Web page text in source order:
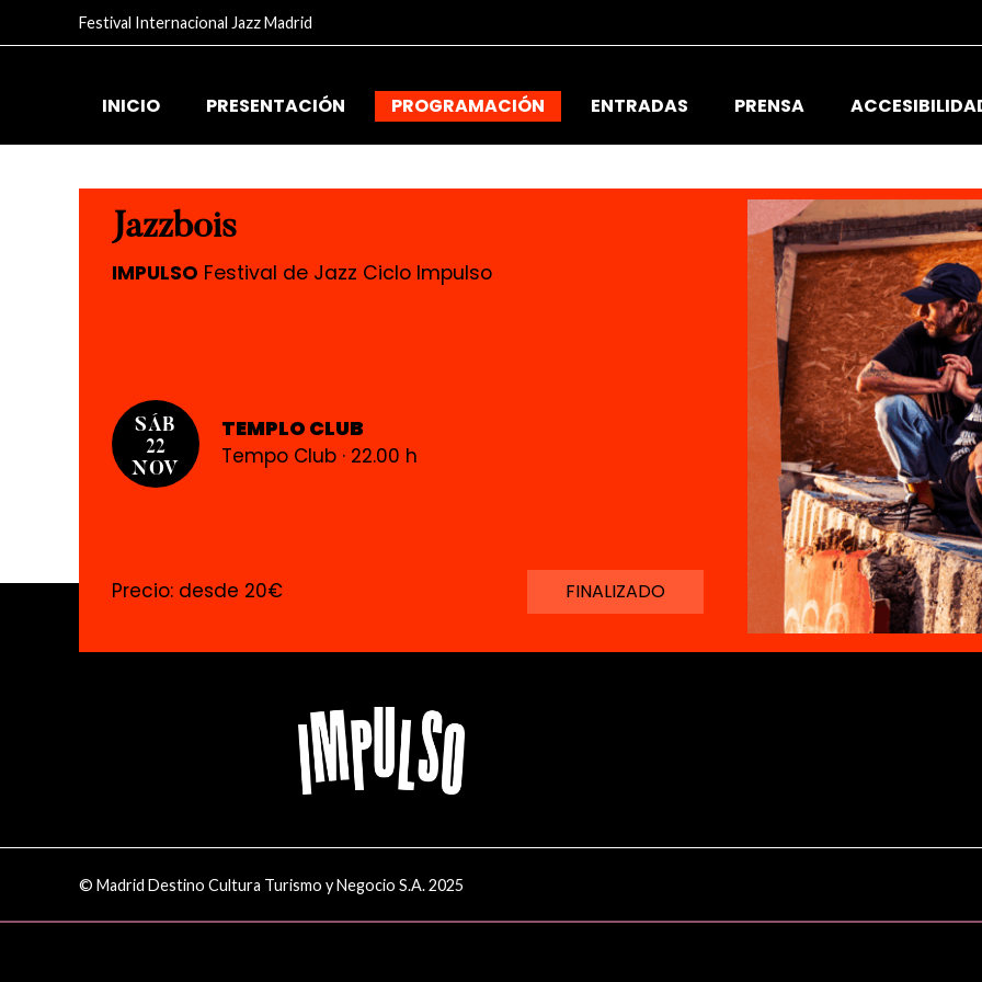
Festival Internacional Jazz Madrid
INICIO PRESENTACIÓN PROGRAMACIÓN ENTRADAS PRENSA
Jazzbois
IMPULSO Festival de Jazz Ciclo Impulso
SÁB
22
NOV
TEMPLO CLUB
Tempo Club · 22.00 h
Precio: desde 20€ FINALIZADO
© Madrid Destino Cultura Turismo y Negocio S.A. 2025